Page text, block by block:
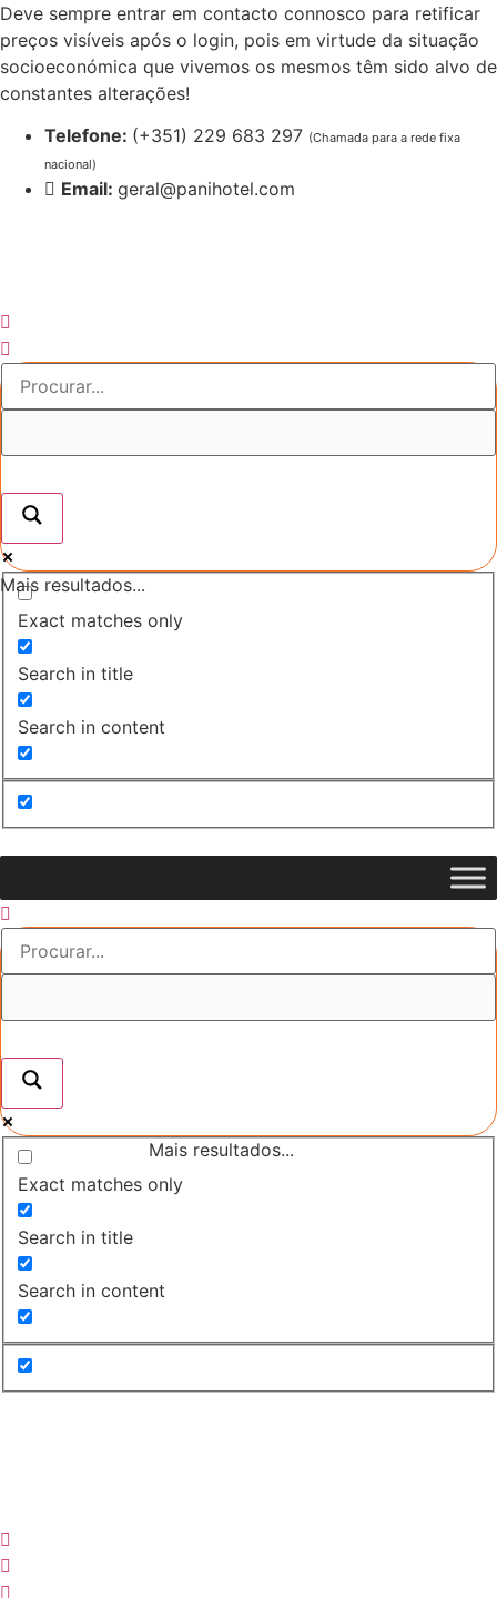
Pular
para
o
conteúdo
Deve sempre entrar em contacto connosco para retificar
preços visíveis após o login, pois em virtude da situação
socioeconómica que vivemos os mesmos têm sido alvo de
constantes alterações!
Telefone: (+351) 229 683 297 (Chamada para a rede fixa
nacional)
Email: geral@panihotel.com
Mais resultados...
Exact matches only
Search in title
Search in content
Mais resultados...
Exact matches only
Search in title
Search in content